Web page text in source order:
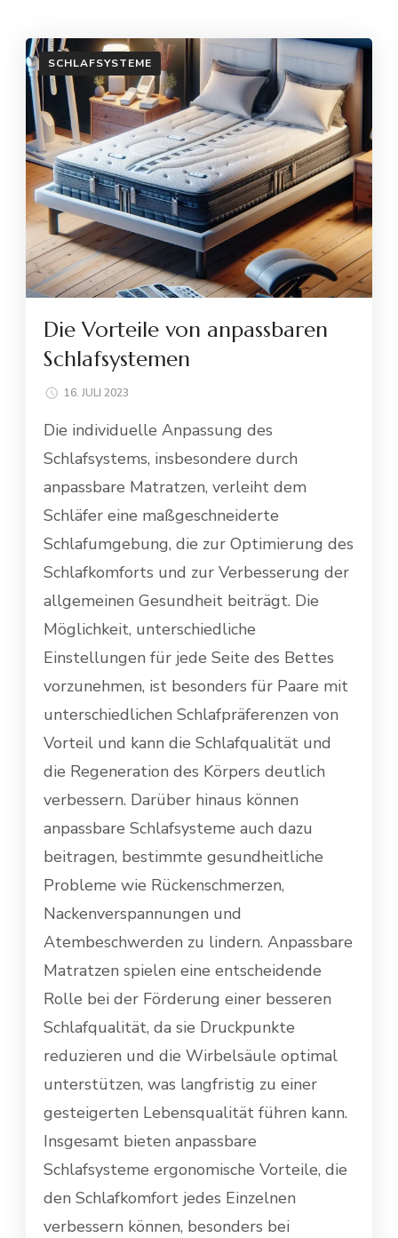
SCHLAFSYSTEME
Die Vorteile von anpassbaren
Schlafsystemen
16. JULI 2023
Die individuelle Anpassung des
Schlafsystems, insbesondere durch
anpassbare Matratzen, verleiht dem
Schläfer eine maßgeschneiderte
Schlafumgebung, die zur Optimierung des
Schlafkomforts und zur Verbesserung der
allgemeinen Gesundheit beiträgt. Die
Möglichkeit, unterschiedliche
Einstellungen für jede Seite des Bettes
vorzunehmen, ist besonders für Paare mit
unterschiedlichen Schlafpräferenzen von
Vorteil und kann die Schlafqualität und
die Regeneration des Körpers deutlich
verbessern. Darüber hinaus können
anpassbare Schlafsysteme auch dazu
beitragen, bestimmte gesundheitliche
Probleme wie Rückenschmerzen,
Nackenverspannungen und
Atembeschwerden zu lindern. Anpassbare
Matratzen spielen eine entscheidende
Rolle bei der Förderung einer besseren
Schlafqualität, da sie Druckpunkte
reduzieren und die Wirbelsäule optimal
unterstützen, was langfristig zu einer
gesteigerten Lebensqualität führen kann.
Insgesamt bieten anpassbare
Schlafsysteme ergonomische Vorteile, die
den Schlafkomfort jedes Einzelnen
verbessern können, besonders bei